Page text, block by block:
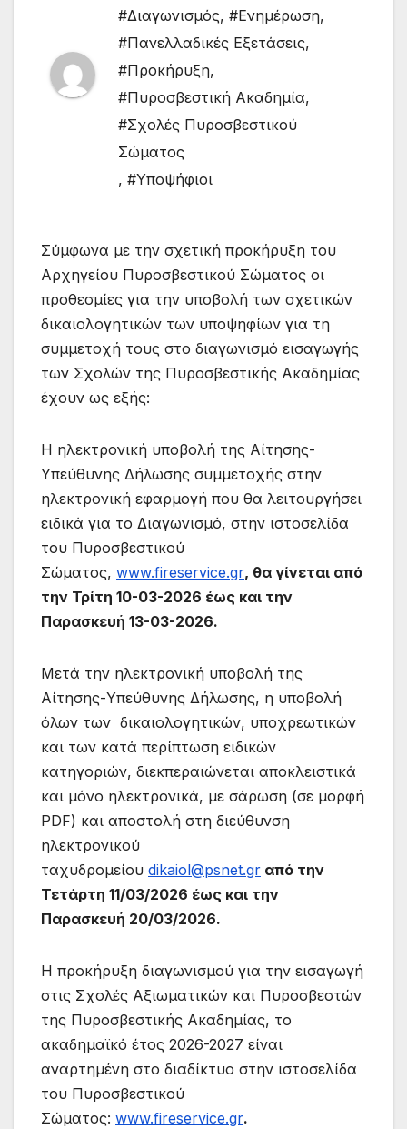
#Διαγωνισμός, #Ενημέρωση,
#Πανελλαδικές Εξετάσεις,
#Προκήρυξη,
#Πυροσβεστική Ακαδημία,
#Σχολές Πυροσβεστικού
Σώματος
, #Υποψήφιοι
Σύμφωνα με την σχετική προκήρυξη του
Αρχηγείου Πυροσβεστικού Σώματος οι
προθεσμίες για την υποβολή των σχετικών
δικαιολογητικών των υποψηφίων για τη
συμμετοχή τους στο διαγωνισμό εισαγωγής
των Σχολών της Πυροσβεστικής Ακαδημίας
έχουν ως εξής:
Η ηλεκτρονική υποβολή της Αίτησης-
Υπεύθυνης Δήλωσης συμμετοχής στην
ηλεκτρονική εφαρμογή που θα λειτουργήσει
ειδικά για το Διαγωνισμό, στην ιστοσελίδα
του Πυροσβεστικού
Σώματος, www.fireservice.gr, θα γίνεται από
την Τρίτη 10-03-2026 έως και την
Παρασκευή 13-03-2026.
Μετά την ηλεκτρονική υποβολή της
Αίτησης-Υπεύθυνης Δήλωσης, η υποβολή
όλων των δικαιολογητικών, υποχρεωτικών
και των κατά περίπτωση ειδικών
κατηγοριών, διεκπεραιώνεται αποκλειστικά
και μόνο ηλεκτρονικά, με σάρωση (σε μορφή
PDF) και αποστολή στη διεύθυνση
ηλεκτρονικού
ταχυδρομείου dikaiol@psnet.gr από την
Τετάρτη 11/03/2026 έως και την
Παρασκευή 20/03/2026.
Η προκήρυξη διαγωνισμού για την εισαγωγή
στις Σχολές Αξιωματικών και Πυροσβεστών
της Πυροσβεστικής Ακαδημίας, το
ακαδημαϊκό έτος 2026-2027 είναι
αναρτημένη στο διαδίκτυο στην ιστοσελίδα
του Πυροσβεστικού
Σώματος: www.fireservice.gr.